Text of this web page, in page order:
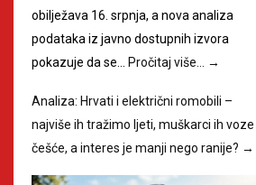
obilježava 16. srpnja, a nova analiza
podataka iz javno dostupnih izvora
pokazuje da se… Pročitaj više… →
Analiza: Hrvati i električni romobili –
najviše ih tražimo ljeti, muškarci ih voze
češće, a interes je manji nego ranije? →